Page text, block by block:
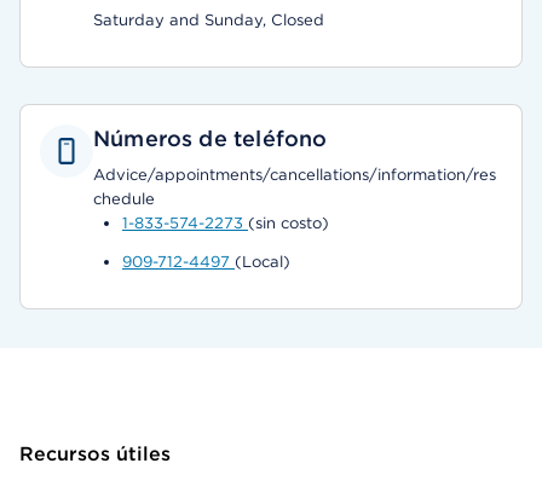
Saturday and Sunday, Closed
Números de teléfono
Advice/appointments/cancellations/information/res
chedule
1-833-574-2273 (sin costo)
909-712-4497 (Local)
Recursos útiles